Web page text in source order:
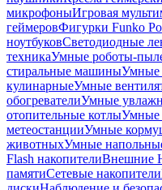
микрофоныИгровая
геймеровФигурки Funko
ноутбуковСветодиодные
техникаУмные роботы-
стиральные машиныУмные
кулинарныеУмные
обогревателиУмные
отопительные котлыУмные
метеостанцииУмные
животныхУмные
Flash накопителиВнешние
памятиСетевые накопители